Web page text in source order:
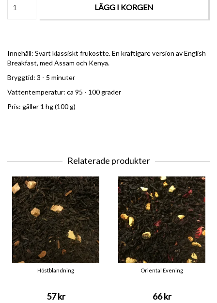
LÄGG I KORGEN
Innehåll: Svart klassiskt frukostte. En kraftigare version av English
Breakfast, med Assam och Kenya.
Bryggtid: 3 - 5 minuter
Vattentemperatur: ca 95 - 100 grader
Pris: gäller 1 hg (100 g)
Relaterade produkter
Höstblandning
57 kr
Oriental Evening
66 kr